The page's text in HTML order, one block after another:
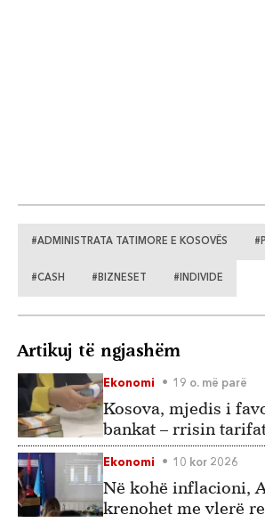
#ADMINISTRATA TATIMORE E KOSOVËS
#CASH #BIZNESET #INDIVIDE
Artikuj të ngjashëm
Ekonomi 19 o. më parë
Kosova, mjedis i
bankat – rrisin
Ekonomi 10 kor 2026
Në kohë inflacioni,
krenohet me vlerë